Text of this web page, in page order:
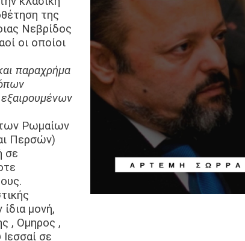
της
Νεβρίδος
οι οποίοι
παραχρήμα
των Ρωμαίων
Περσών)
σε
μονή,
, Ομηρος ,
σε